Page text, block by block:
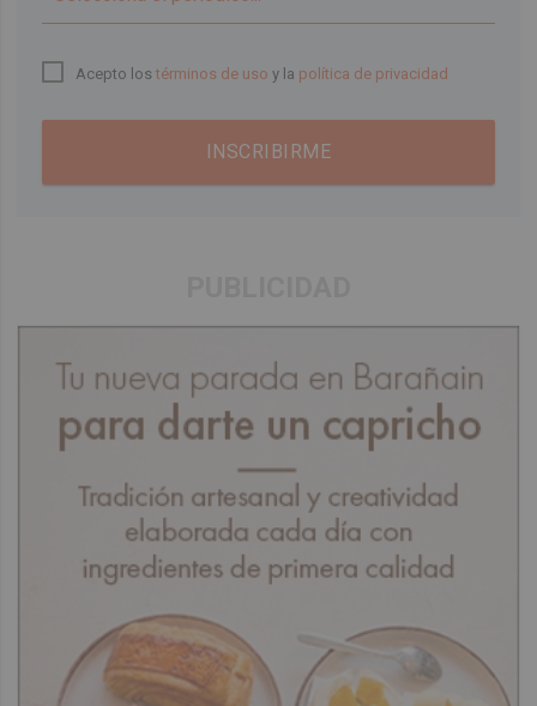
Acepto lostérminos de uso y la política de privacidad
INSCRIBIRME